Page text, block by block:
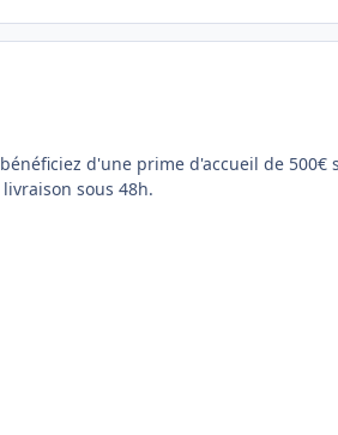
d'une prime d'accueil de 500€
sous 48h.